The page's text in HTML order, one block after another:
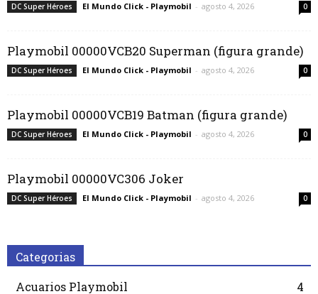
DC Super Héroes El Mundo Click - Playmobil - agosto 4, 2026 0
Playmobil 00000VCB20 Superman (figura grande)
DC Super Héroes El Mundo Click - Playmobil - agosto 4, 2026 0
Playmobil 00000VCB19 Batman (figura grande)
DC Super Héroes El Mundo Click - Playmobil - agosto 4, 2026 0
Playmobil 00000VC306 Joker
DC Super Héroes El Mundo Click - Playmobil - agosto 4, 2026 0
Categorias
Acuarios Playmobil
4